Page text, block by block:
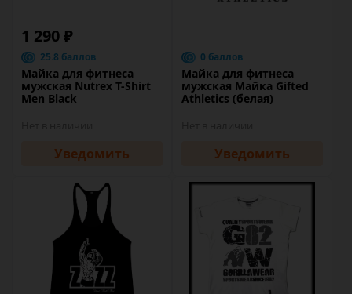
1 290 ₽
25.8 баллов
Майка для фитнеса
мужская Nutrex T-Shirt
Men Black
Уведомить
0 баллов
Майка для фитнеса
мужская Майка Gifted
Athletics (белая)
Уведомить